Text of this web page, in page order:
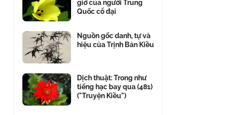
giờ của người Trung
Quốc cổ đại
Nguồn gốc danh, tự và
hiệu của Trịnh Bản Kiều
Dịch thuật: Trong như
tiếng hạc bay qua (481)
("Truyện Kiều")